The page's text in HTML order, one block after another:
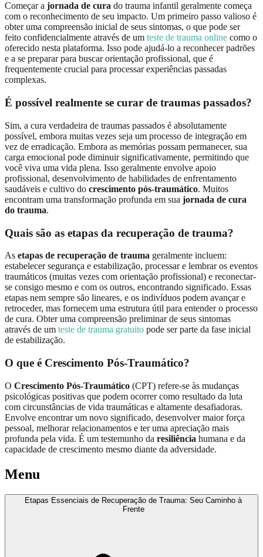
Começar a jornada de cura do trauma infantil geralmente começa
com o reconhecimento de seu impacto. Um primeiro passo valioso é
obter uma compreensão inicial de seus sintomas, o que pode ser
feito confidencialmente através de um teste de trauma online como o
oferecido nesta plataforma. Isso pode ajudá-lo a reconhecer padrões
e a se preparar para buscar orientação profissional, que é
frequentemente crucial para processar experiências passadas
complexas.
É possível realmente se curar de traumas passados?
Sim, a cura verdadeira de traumas passados é absolutamente
possível, embora muitas vezes seja um processo de integração em
vez de erradicação. Embora as memórias possam permanecer, sua
carga emocional pode diminuir significativamente, permitindo que
você viva uma vida plena. Isso geralmente envolve apoio
profissional, desenvolvimento de habilidades de enfrentamento
saudáveis e cultivo do crescimento pós-traumático. Muitos
encontram uma transformação profunda em sua jornada de cura
do trauma.
Quais são as etapas da recuperação de trauma?
As etapas de recuperação de trauma geralmente incluem:
estabelecer segurança e estabilização, processar e lembrar os eventos
traumáticos (muitas vezes com orientação profissional) e reconectar-
se consigo mesmo e com os outros, encontrando significado. Essas
etapas nem sempre são lineares, e os indivíduos podem avançar e
retroceder, mas fornecem uma estrutura útil para entender o processo
de cura. Obter uma compreensão preliminar de seus sintomas
através de um teste de trauma gratuito pode ser parte da fase inicial
de estabilização.
O que é Crescimento Pós-Traumático?
O Crescimento Pós-Traumático (CPT) refere-se às mudanças
psicológicas positivas que podem ocorrer como resultado da luta
com circunstâncias de vida traumáticas e altamente desafiadoras.
Envolve encontrar um novo significado, desenvolver maior força
pessoal, melhorar relacionamentos e ter uma apreciação mais
profunda pela vida. É um testemunho da resiliência humana e da
capacidade de crescimento mesmo diante da adversidade.
Menu
Etapas Essenciais de Recuperação de Trauma: Seu Caminho à
Frente